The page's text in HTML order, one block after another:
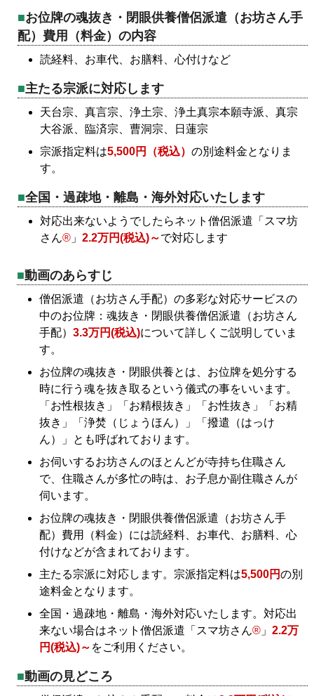
お位牌の魂抜き・閉眼供養僧侶派遣（お坊さん手
配）費用（料金）の内容
読経料、お車代、お膳料、心付けなど
主たる宗派に対応します
天台宗、真言宗、浄土宗、浄土真宗本願寺派、真宗
大谷派、臨済宗、曹洞宗、日蓮宗
宗派指定料は5,500円（税込） の別途料金となりま
す。
全国・過疎地・離島・海外対応いたします
対応出来ないようでしたらネット僧侶派遣「スマ坊
さん®」 2.2万円(税込)～で対応します
動画のあらすじ
僧侶派遣（お坊さん手配）の多彩な対応サービスの
中のお位牌：魂抜き・閉眼供養僧侶派遣（お坊さん
手配）3.3万円(税込)について詳しくご説明していま
す。
お位牌の魂抜き・閉眼供養とは、お位牌を処分する
時に行う魂を抜き取るという儀式の事をいいます。
「お性根抜き」「お精根抜き」「お性抜き」「お精
抜き」「浄焚（じょうほん）」「撥遣（はっけ
ん）」とも呼ばれております。
お伺いするお坊さんのほとんどが寺持ち住職さん
で、住職さんが多忙の時は、お子息か副住職さんが
伺います。
お位牌の魂抜き・閉眼供養僧侶派遣（お坊さん手
配）費用（料金）には読経料、お車代、お膳料、心
付けなどが含まれております。
主たる宗派に対応します。宗派指定料は5,500円の別
途料金となります。
全国・過疎地・離島・海外対応いたします。対応出
来ない場合はネット僧侶派遣「スマ坊さん® 」2.2万
円(税込)～ をご利用ください。
動画の見どころ